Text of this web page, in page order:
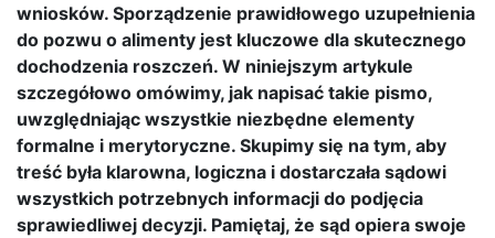
wniosków. Sporządzenie prawidłowego uzupełnienia
do pozwu o alimenty jest kluczowe dla skutecznego
dochodzenia roszczeń. W niniejszym artykule
szczegółowo omówimy, jak napisać takie pismo,
uwzględniając wszystkie niezbędne elementy
formalne i merytoryczne. Skupimy się na tym, aby
treść była klarowna, logiczna i dostarczała sądowi
wszystkich potrzebnych informacji do podjęcia
sprawiedliwej decyzji. Pamiętaj, że sąd opiera swoje